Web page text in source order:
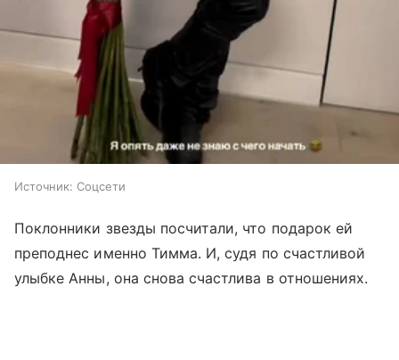
Источник: Соцсети
Поклонники звезды посчитали, что подарок ей
преподнес именно Тимма. И, судя по счастливой
улыбке Анны, она снова счастлива в отношениях.